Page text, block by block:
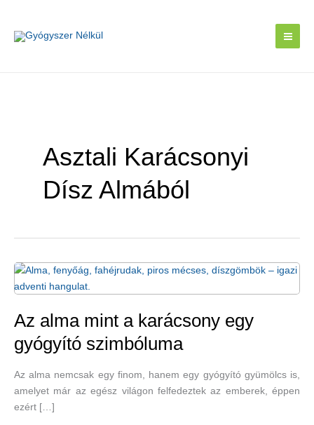
content
Asztali Karácsonyi
Dísz Almából
Az alma mint a karácsony egy
gyógyító szimbóluma
Az alma nemcsak egy finom, hanem egy gyógyító gyümölcs is,
amelyet már az egész világon felfedeztek az emberek, éppen
ezért […]